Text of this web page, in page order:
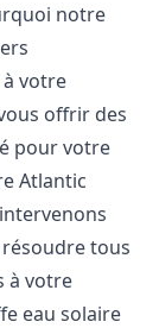
notre
votre
offrir des
pour votre
Atlantic
tous
à votre
eau solaire